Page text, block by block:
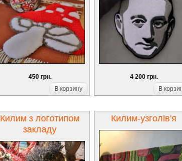
450 грн.
В корзину
4 200 грн.
В
Килим з логотипом
закладу
Килим-узголів'я